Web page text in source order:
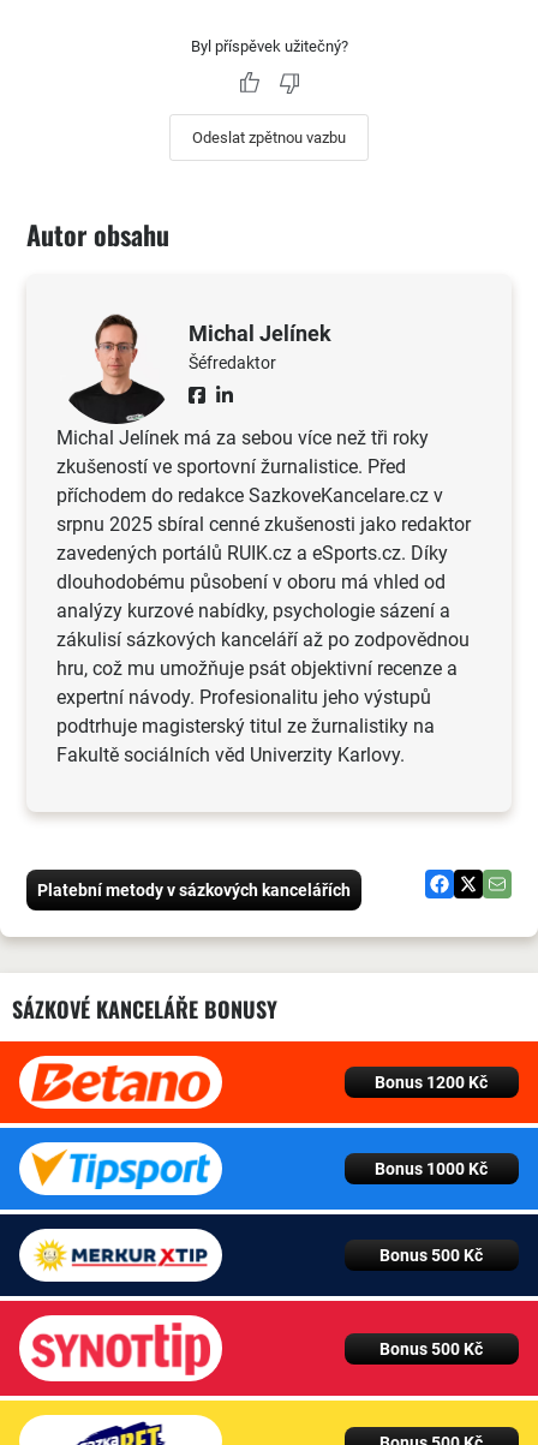
Byl příspěvek užitečný?
Odeslat zpětnou vazbu
Autor obsahu
Michal Jelínek
Šéfredaktor
Michal Jelínek má za sebou více než tři roky
zkušeností ve sportovní žurnalistice. Před
příchodem do redakce SazkoveKancelare.cz v
srpnu 2025 sbíral cenné zkušenosti jako redaktor
zavedených portálů RUIK.cz a eSports.cz. Díky
dlouhodobému působení v oboru má vhled od
analýzy kurzové nabídky, psychologie sázení a
zákulisí sázkových kanceláří až po zodpovědnou
hru, což mu umožňuje psát objektivní recenze a
expertní návody. Profesionalitu jeho výstupů
podtrhuje magisterský titul ze žurnalistiky na
Fakultě sociálních věd Univerzity Karlovy.
Platební metody v sázkových kancelářích
SÁZKOVÉ KANCELÁŘE BONUSY
Bonus 1200 Kč
Bonus 1000 Kč
Bonus 500 Kč
Bonus 500 Kč